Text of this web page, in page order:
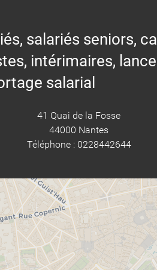
salariés seniors,
intérimaires,
salarial
41 Quai de la Fosse
44000 Nantes
Téléphone : 0228442644